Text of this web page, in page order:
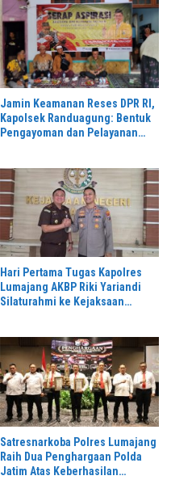
Jamin Keamanan Reses DPR RI,
Kapolsek Randuagung: Bentuk
Pengayoman dan Pelayanan
Hari Pertama Tugas Kapolres
Lumajang AKBP Riki Yariandi
Silaturahmi ke Kejaksaan
Satresnarkoba Polres Lumajang
Raih Dua Penghargaan Polda
Jatim Atas Keberhasilan